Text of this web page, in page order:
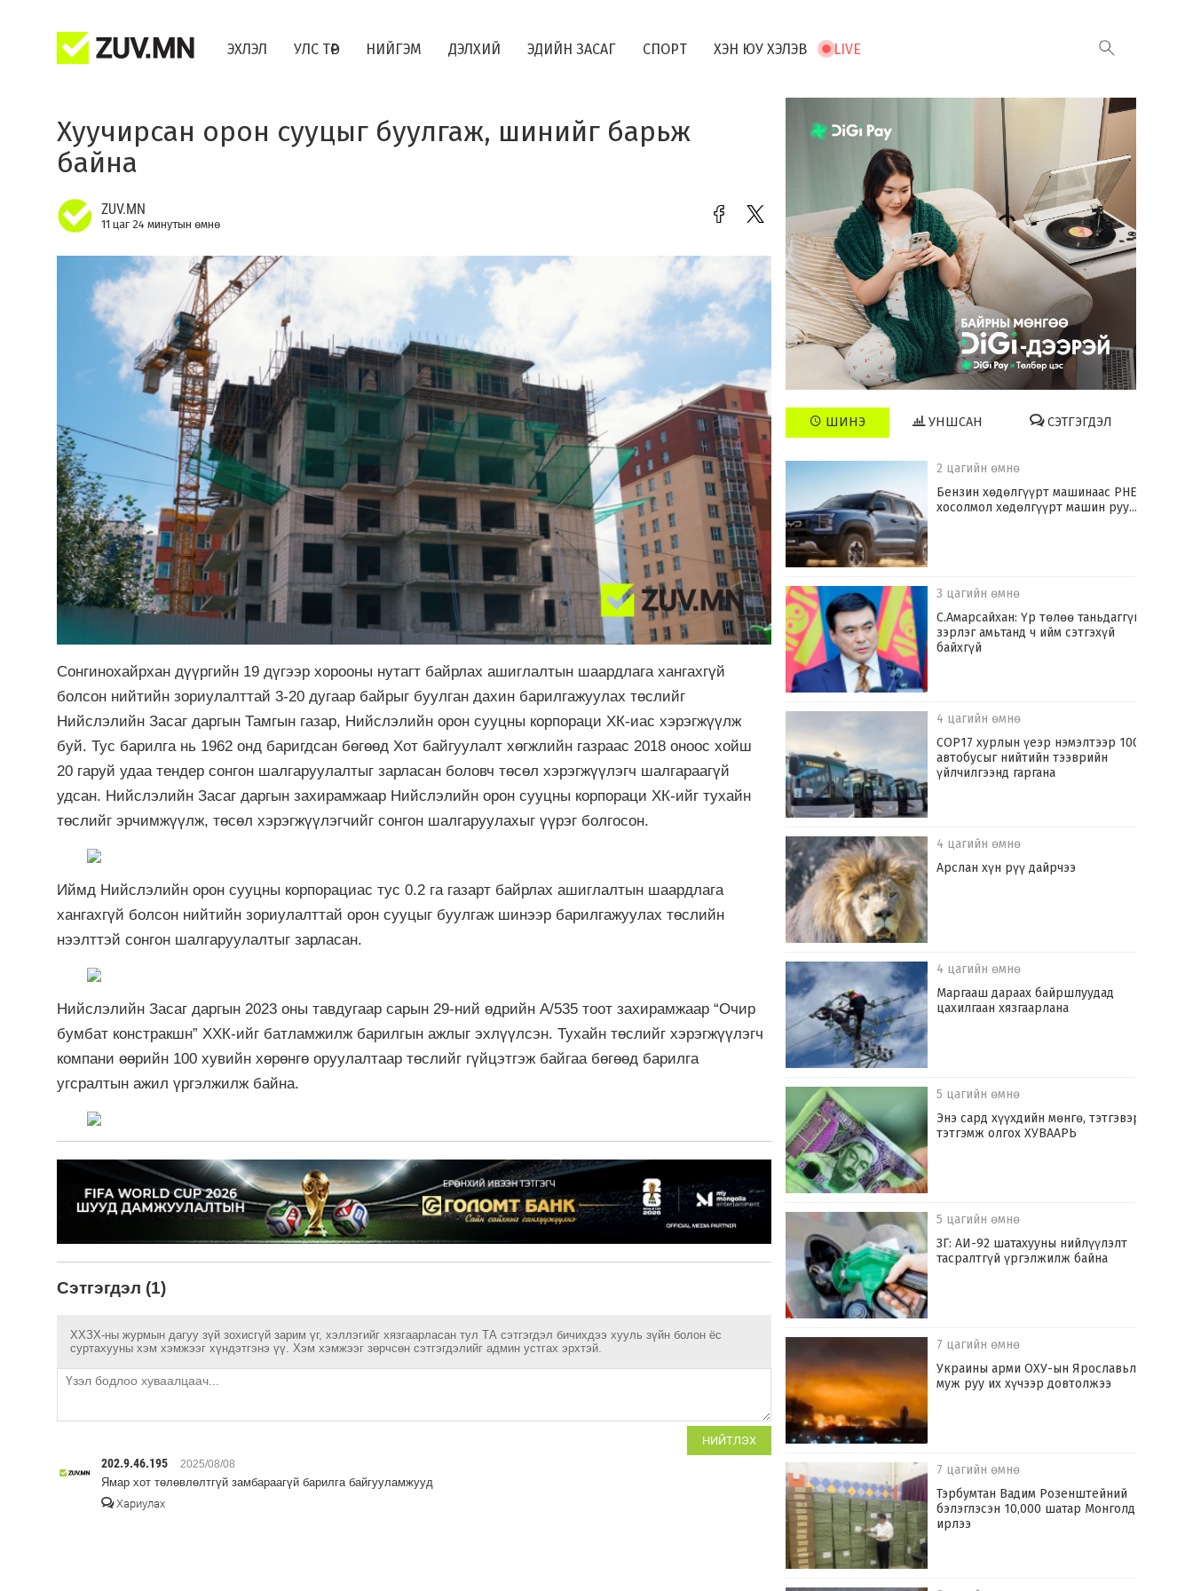
ЭХЛЭЛ УЛС ТӨР НИЙГЭМ ДЭЛХИЙ ЭДИЙН ЗАСАГ СПОРТ ХЭН ЮУ ХЭЛЭВ LIVE
Хуучирсан орон сууцыг буулгаж, шинийг барьж
байна
ZUV.MN
11 цаг 24 минутын өмнө
Сонгинохайрхан дүүргийн 19 дүгээр хорооны нутагт байрлах ашиглалтын шаардлага хангахгүй
болсон нийтийн зориулалттай 3-20 дугаар байрыг буулган дахин барилгажуулах төслийг
Нийслэлийн Засаг даргын Тамгын газар, Нийслэлийн орон сууцны корпораци ХК-иас хэрэгжүүлж
буй. Тус барилга нь 1962 онд баригдсан бөгөөд Хот байгуулалт хөгжлийн газраас 2018 оноос хойш
20 гаруй удаа тендер сонгон шалгаруулалтыг зарласан боловч төсөл хэрэгжүүлэгч шалгараагүй
удсан. Нийслэлийн Засаг даргын захирамжаар Нийслэлийн орон сууцны корпораци ХК-ийг тухайн
төслийг эрчимжүүлж, төсөл хэрэгжүүлэгчийг сонгон шалгаруулахыг үүрэг болгосон.
Иймд Нийслэлийн орон сууцны корпорациас тус 0.2 га газарт байрлах ашиглалтын шаардлага
хангахгүй болсон нийтийн зориулалттай орон сууцыг буулгаж шинээр барилгажуулах төслийн
нээлттэй сонгон шалгаруулалтыг зарласан.
Нийслэлийн Засаг даргын 2023 оны тавдугаар сарын 29-ний өдрийн А/535 тоот захирамжаар “Очир
бумбат констракшн” ХХК-ийг батламжилж барилгын ажлыг эхлүүлсэн. Тухайн төслийг хэрэгжүүлэгч
компани өөрийн 100 хувийн хөрөнгө оруулалтаар төслийг гүйцэтгэж байгаа бөгөөд барилга
угсралтын ажил үргэлжилж байна.
Сэтгэгдэл (1)
ХХЗХ-ны журмын дагуу зүй зохисгүй зарим үг, хэллэгийг хязгаарласан тул ТА сэтгэгдэл бичихдээ хууль зүйн болон ёс
суртахууны хэм хэмжээг хүндэтгэнэ үү. Хэм хэмжээг зөрчсөн сэтгэгдэлийг админ устгах эрхтэй.
НИЙТЛЭХ
202.9.46.195 2025/08/08
Ямар хот төлөвлөлтгүй замбараагүй барилга байгууламжууд
Хариулах
ШИНЭ УНШСАН СЭТГЭГДЭЛ
2 цагийн өмнө
​Бензин хөдөлгүүрт машинаас PHEV
хосолмол хөдөлгүүрт машин руу...
3 цагийн өмнө
С.Амарсайхан: Үр төлөө таньдаггүй
зэрлэг амьтанд ч ийм сэтгэхүй
байхгүй
4 цагийн өмнө
COP17 хурлын үеэр нэмэлтээр 100
автобусыг нийтийн тээврийн
үйлчилгээнд гаргана
4 цагийн өмнө
Арслан хүн рүү дайрчээ
4 цагийн өмнө
Маргааш дараах байршлуудад
цахилгаан хязгаарлана
5 цагийн өмнө
Энэ сард хүүхдийн мөнгө, тэтгэвэр,
тэтгэмж олгох ХУВААРЬ
5 цагийн өмнө
ЗГ: АИ-92 шатахууны нийлүүлэлт
тасралтгүй үргэлжилж байна
7 цагийн өмнө
Украины арми ОХУ-ын Ярославьл
муж руу их хүчээр довтолжээ
7 цагийн өмнө
Тэрбумтан Вадим Розенштейний
бэлэглэсэн 10,000 шатар Монголд
ирлээ